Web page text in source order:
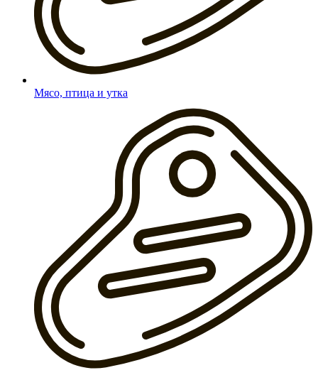
Мясо, птица и утка